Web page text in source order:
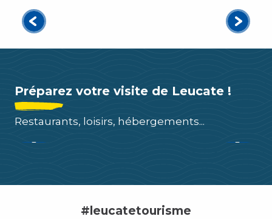
Découvrir
Préparez votre visite de Leucate !
Restaurants, loisirs, hébergements...
Tous les Restaurants
Lire la suite
#leucatetourisme